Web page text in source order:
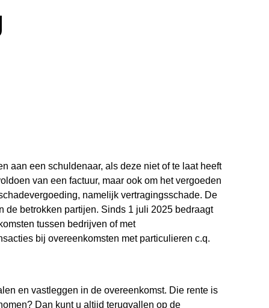
aan een schuldenaar, als deze niet of te laat heeft
van een factuur, maar ook om het vergoeden
namelijk vertragingsschade. De
de betrokken partijen. Sinds 1 juli 2025 bedraagt
tussen bedrijven of met
bij overeenkomsten met particulieren c.q.
en vastleggen in de overeenkomst. Die rente is
Dan kunt u altijd terugvallen op de